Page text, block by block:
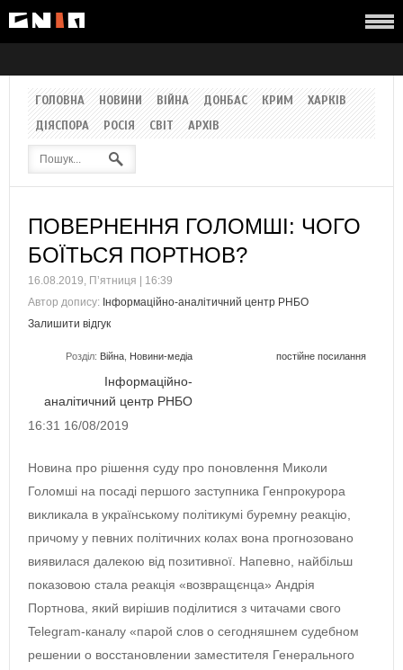
ГОЛОВНА НОВИНИ ВІЙНА ДОНБАС КРИМ
ХАРКІВ
ДІЯСПОРА
РОСІЯ СВІТ АРХІВ
ПОВЕРНЕННЯ ГОЛОМШІ: ЧОГО
БОЇТЬСЯ ПОРТНОВ?
16.08.2019, П’ятниця | 16:39
Автор допису: Інформаційно-аналітичний центр РНБО
Залишити відгук
Розділ: Війна Новини-медіа постійне посилання
Інформаційно-
аналітичний центр РНБО
16:31 16/08/2019
Новина про рішення суду про поновлення Миколи
Голомші на посаді першого заступника Генпрокурора
викликала в українському політикумі буремну реакцію,
причому у певних політичних колах вона прогнозовано
виявилася далекою від позитивної. Напевно, найбільш
показовою стала реакція «возвращєнца» Андрія
Портнова, який вирішив поділитися з читачами свого
Telegram-каналу «парой слов о сегодняшнем судебном
решении о восстановлении заместителя Генерального